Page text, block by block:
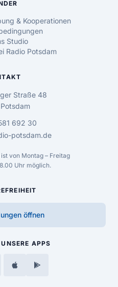
& Kooperationen
Studio
Radio Potsdam
Straße 48
692 30
potsdam.de
von Montag – Freitag
Uhr möglich.
öffnen
UNSERE APPS